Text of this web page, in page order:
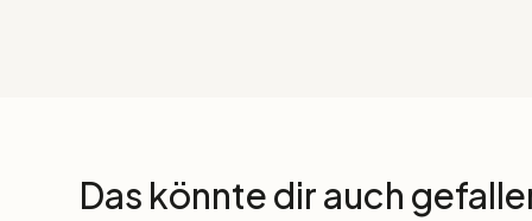
Das könnte dir auch